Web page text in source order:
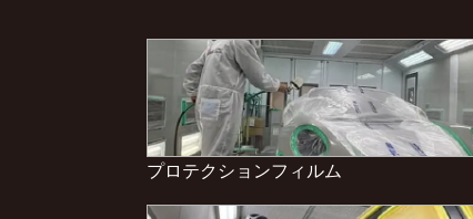
プロテクションフィルム